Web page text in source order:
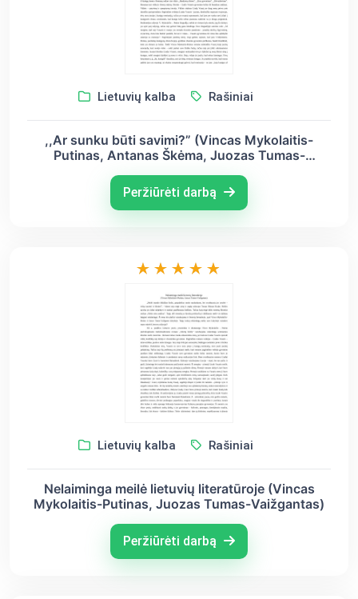
Lietuvių kalba Rašiniai
,,Ar sunku būti savimi?” (Vincas Mykolaitis-
Putinas, Antanas Škėma, Juozas Tumas-
Peržiūrėti darbą
Lietuvių kalba Rašiniai
Nelaiminga meilė lietuvių literatūroje (Vincas
Mykolaitis-Putinas, Juozas Tumas-Vaižgantas)
Peržiūrėti darbą